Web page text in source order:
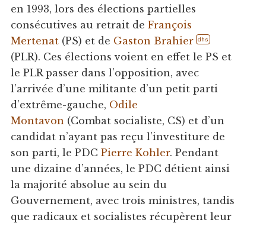
en 1993, lors des élections partielles
consécutives au retrait de François
Mertenat(PS) et de Gaston Brahier dhs
(PLR). Ces élections voient en effet le PS et
le PLR passer dans l’opposition, avec
l’arrivée d’une militante d’un petit parti
d’extrême-gauche, Odile
Montavon (Combat socialiste, CS) et d’un
candidat n’ayant pas reçu l’investiture de
son parti, le PDC Pierre Kohler. Pendant
une dizaine d’années, le PDC détient ainsi
la majorité absolue au sein du
Gouvernement, avec trois ministres, tandis
que radicaux et socialistes récupèrent leur